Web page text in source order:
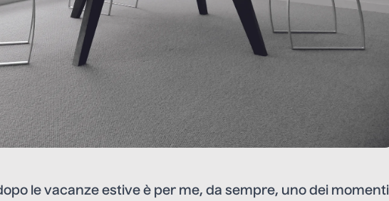
le vacanze estive è per me, da sempre, uno dei momenti